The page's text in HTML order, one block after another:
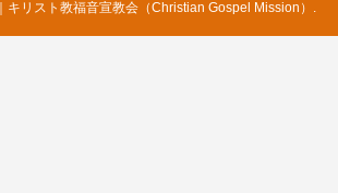
リスト教福音宣教会（Christian Gospel Mission）.